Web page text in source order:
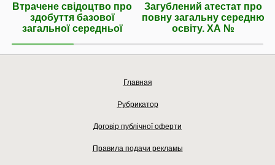
Втрачене свідоцтво про
здобуття базової
загальної середньої
Загублений атестат про
повну загальну середню
освіту. ХА №
Главная
Рубрикатор
Договір публічної оферти
Правила подачи рекламы